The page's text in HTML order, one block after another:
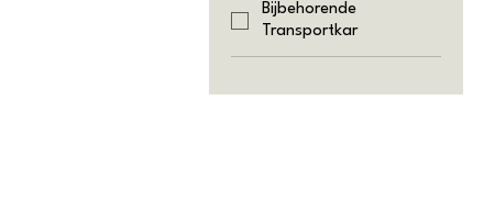
Bijbehorende
Transportkar